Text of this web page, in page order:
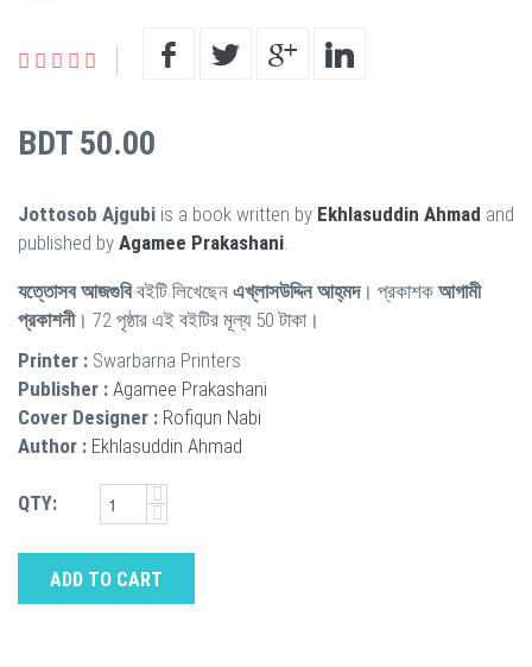
BDT 50.00
Jottosob Ajgubi is a book written by Ekhlasuddin Ahmad and
published by Agamee Prakashani
যত্তোসব আজগুবিবইটি লিখেছেন এখ্‌লাসউদ্দিন আহ্‌মদ। প্রকাশক আগামী
প্রকাশনী। 72 পৃষ্ঠার এই বইটির মূল্য 50 টাকা।
Printer : Swarbarna Printers
Publisher : Agamee Prakashani
Cover Designer : Rofiqun Nabi
Author : Ekhlasuddin Ahmad
QTY:
ADD TO CART